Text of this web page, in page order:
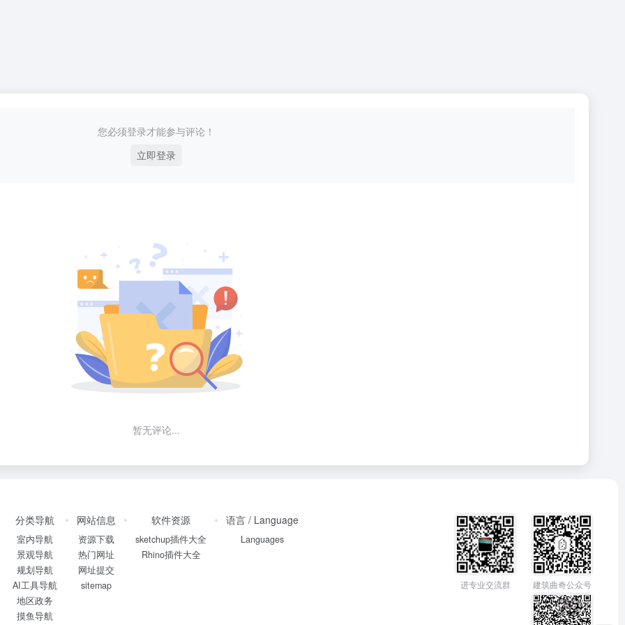
您必须登录才能参与评论！
立即登录
暂无评论...
分类导航
室内导航
景观导航
规划导航
AI工具导航
地区政务
摸鱼导航
网站信息
资源下载
热门网址
网址提交
sitemap
软件资源
sketchup插件大全
Rhino插件大全
语言 / Language
Languages
进专业交流群 建筑曲奇公众号